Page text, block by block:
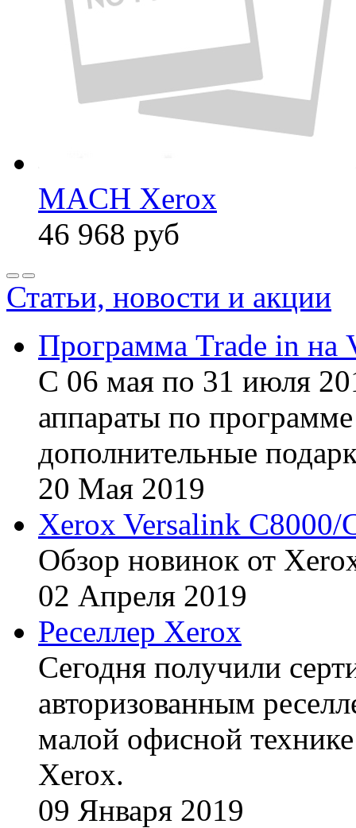
MACH Xerox
46 968 руб
Статьи, новости и акции
Программа Trade in на
С 06 мая по 31 июля
аппараты по
дополнительные
20 Мая 2019
Xerox Versalink C8000/
Обзор новинок от
02 Апреля 2019
Реселлер Xerox
Сегодня получили
авторизованным
малой офисной
Xerox.
09 Января 2019